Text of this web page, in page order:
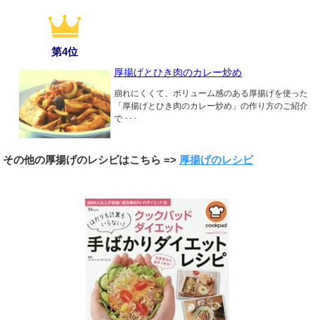
第4位
厚揚げとひき肉のカレー炒め
崩れにくくて、ボリューム感のある厚揚げを使った
「厚揚げとひき肉のカレー炒め」の作り方のご紹介
で ･･･
その他の厚揚げのレシピはこちら => 厚揚げのレシピ